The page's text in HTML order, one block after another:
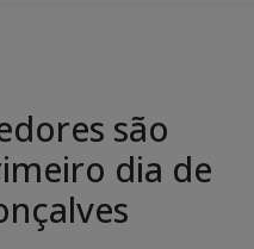
são
dia de